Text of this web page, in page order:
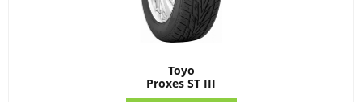
Toyo
Proxes ST III